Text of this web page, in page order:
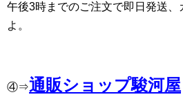
午後3時までのご注文で即日発送
よ。
④⇒通販ショップ駿河屋